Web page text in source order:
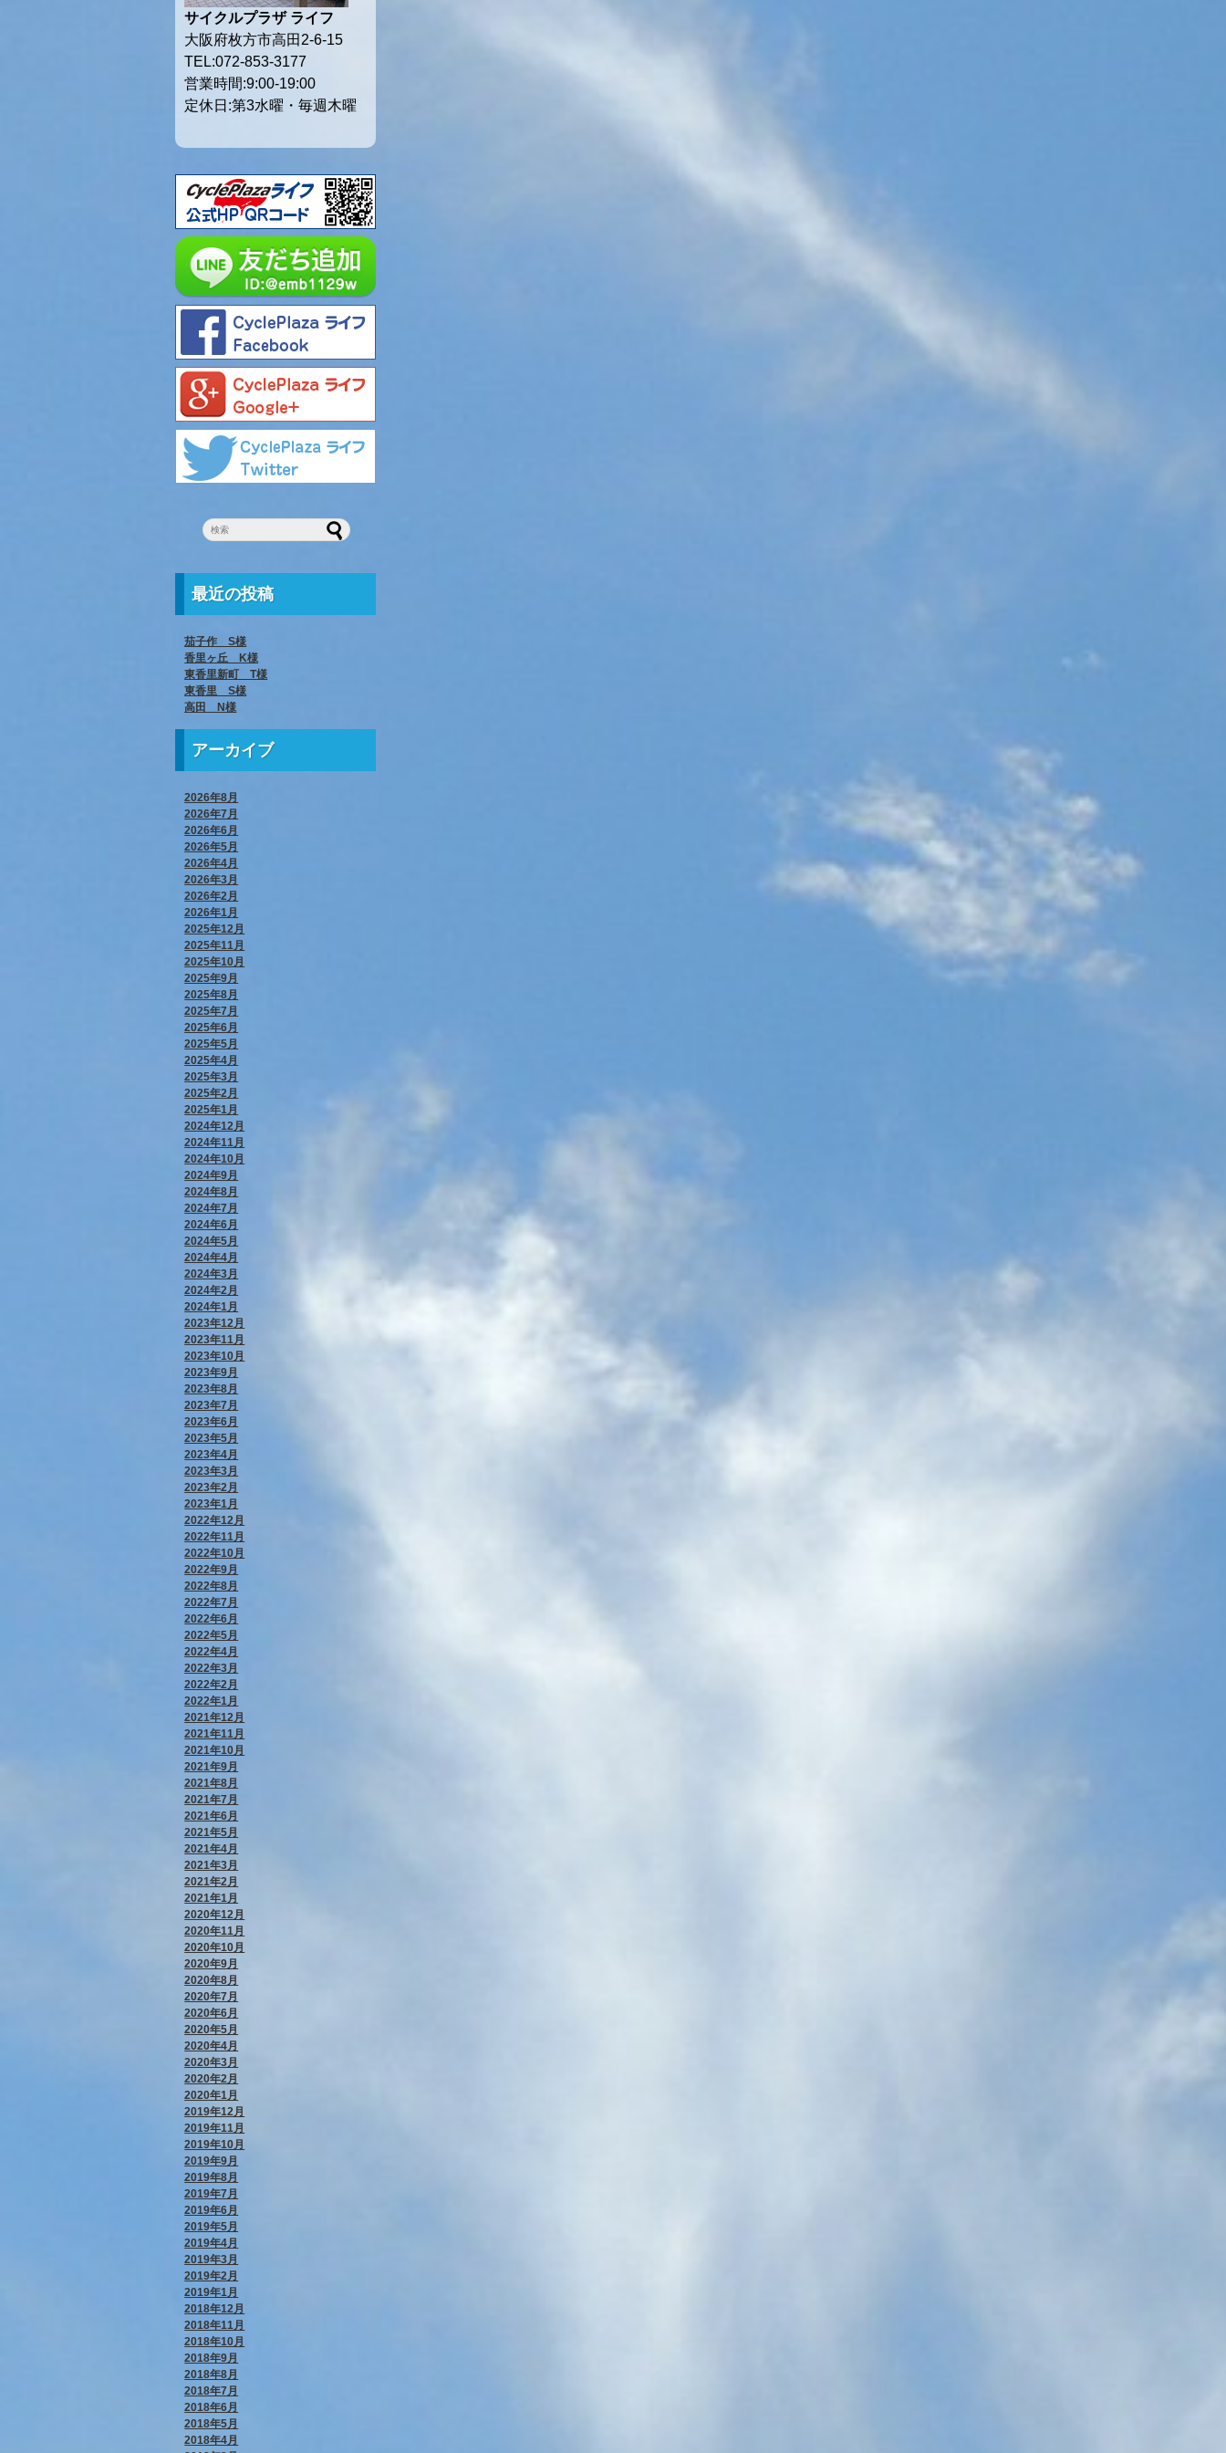
サイクルプラザ ライフ
大阪府枚方市高田2-6-15
TEL:072-853-3177
営業時間:9:00-19:00
定休日:第3水曜・毎週木曜
最近の投稿
茄子作 S様
香里ヶ丘 K様
東香里新町 T様
東香里 S様
高田 N様
アーカイブ
2026年8月
2026年7月
2026年6月
2026年5月
2026年4月
2026年3月
2026年2月
2026年1月
2025年12月
2025年11月
2025年10月
2025年9月
2025年8月
2025年7月
2025年6月
2025年5月
2025年4月
2025年3月
2025年2月
2025年1月
2024年12月
2024年11月
2024年10月
2024年9月
2024年8月
2024年7月
2024年6月
2024年5月
2024年4月
2024年3月
2024年2月
2024年1月
2023年12月
2023年11月
2023年10月
2023年9月
2023年8月
2023年7月
2023年6月
2023年5月
2023年4月
2023年3月
2023年2月
2023年1月
2022年12月
2022年11月
2022年10月
2022年9月
2022年8月
2022年7月
2022年6月
2022年5月
2022年4月
2022年3月
2022年2月
2022年1月
2021年12月
2021年11月
2021年10月
2021年9月
2021年8月
2021年7月
2021年6月
2021年5月
2021年4月
2021年3月
2021年2月
2021年1月
2020年12月
2020年11月
2020年10月
2020年9月
2020年8月
2020年7月
2020年6月
2020年5月
2020年4月
2020年3月
2020年2月
2020年1月
2019年12月
2019年11月
2019年10月
2019年9月
2019年8月
2019年7月
2019年6月
2019年5月
2019年4月
2019年3月
2019年2月
2019年1月
2018年12月
2018年11月
2018年10月
2018年9月
2018年8月
2018年7月
2018年6月
2018年5月
2018年4月